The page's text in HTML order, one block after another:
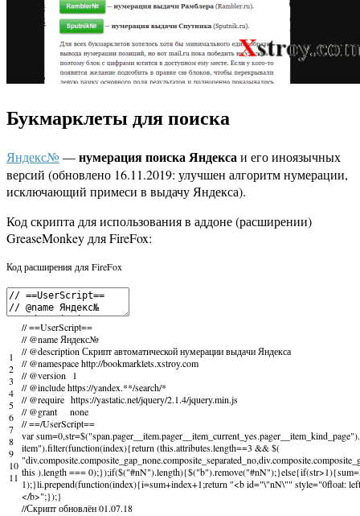
Букмарклеты для поиска
Яндекс№—нумерация поиска Яндексаи его иноязычных
версий (обновлено 16.11.2019: улучшен алгоритм нумерации,
исключающий примеси в выдачу Яндекса).
Код скрипта для использования в аддоне (расширении)
GreaseMonkey для FireFox:
Код расширения для FireFox
1
2
3
4
5
6
7
8
9
10
11
// ==UserScript==
// @name Яндекс№
// @description Скрипт автоматической нумерации выдачи Яндекса
// @namespace http://bookmarklets.xstroy.com
// @version 1
// @include https://yandex.**/search/*
// @require https://yastatic.net/jquery/2.1.4/jquery.min.js
// @grant none
// ==/UserScript==
varsum=0,str=$("span.pager__item.pager__item_current_yes.pager__item_kind_page").
item").filter(function(index){return (this.attributes.length==3 &&$(
this).length===0);});if($("#nN").length){$("b").remove("#nN");}else{if(str>1){sum=
1);}li.prepend(function(index){i=sum+index+1;return "<b id="\"nN\"" style="0float:
</b>";});}
//Скрипт обновлён 01.07.18